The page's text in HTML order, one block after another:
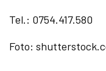
Tel.: 0754.417.580
Foto: